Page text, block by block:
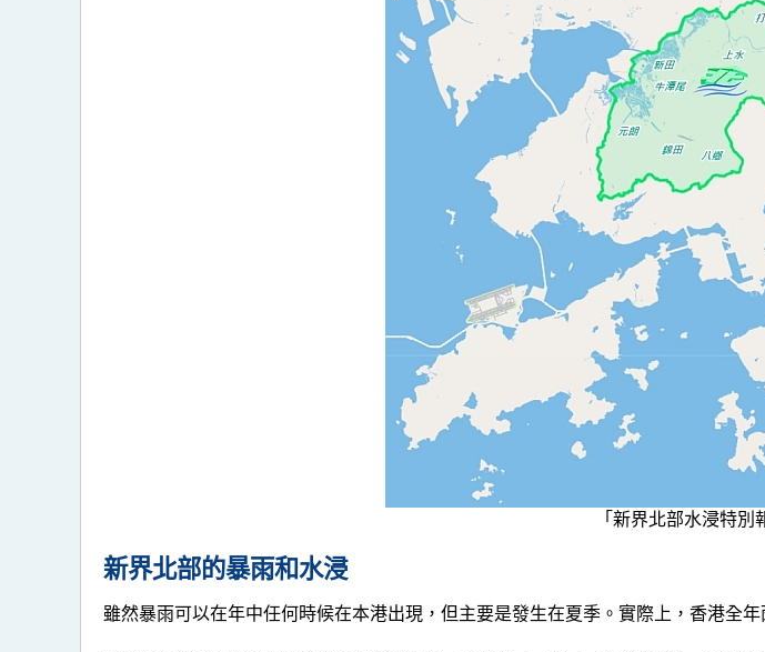
「新界北部水浸特別
新界北部的暴雨和水浸
雖然暴雨可以在年中任何時候在本港出現，但主要是發生在夏季。實際上，香港全